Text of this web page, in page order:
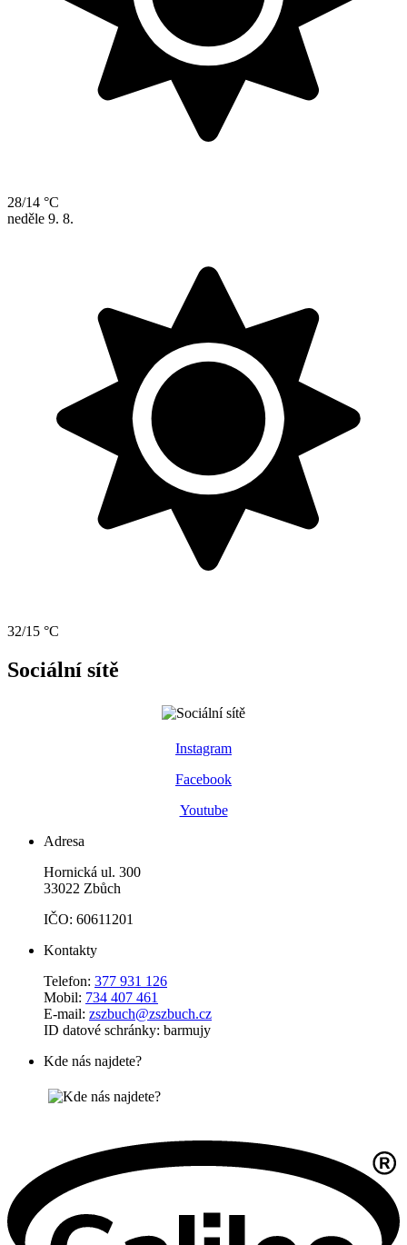
28/14 °C
neděle 9. 8.
32/15 °C
Sociální sítě
Instagram
Facebook
Youtube
Adresa
Hornická ul. 300
33022 Zbůch
IČO: 60611201
Kontakty
Telefon: 377 931 126
Mobil: 734 407 461
E-mail: zszbuch@zszbuch.cz
ID datové schránky: barmujy
Kde nás najdete?